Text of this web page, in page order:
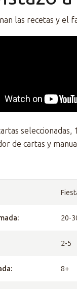
las recetas y el
de cartas y
20-
2-5
8+